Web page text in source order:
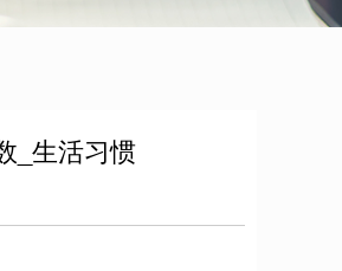
_生活习惯